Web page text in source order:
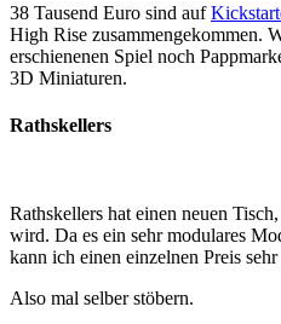
38 Tausend Euro sind auf
High Rise zusammengekommen.
erschienenen Spiel noch
3D Miniaturen.
Rathskellers
Rathskellers hat einen neuen
wird. Da es ein sehr modulares
kann ich einen einzelnen Preis
Also mal selber stöbern.